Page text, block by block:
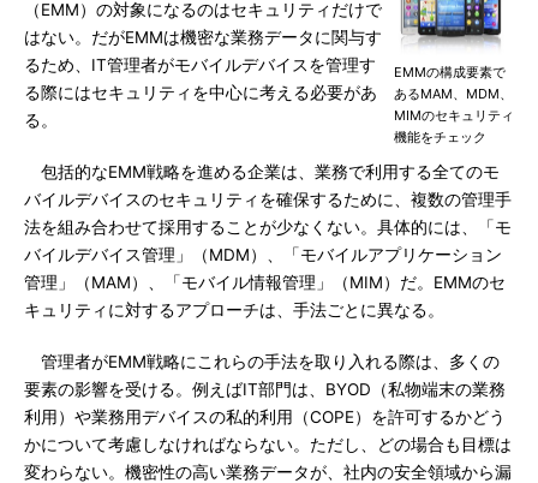
EMMの構成要素で
あるMAM、MDM、
MIMのセキュリティ
機能をチェック
（EMM）の対象になるのはセキュリティだけで
はない。だがEMMは機密な業務データに関与す
るため、IT管理者がモバイルデバイスを管理す
る際にはセキュリティを中心に考える必要があ
る。
包括的なEMM戦略を進める企業は、業務で利用する全てのモ
バイルデバイスのセキュリティを確保するために、複数の管理手
法を組み合わせて採用することが少なくない。具体的には、「モ
バイルデバイス管理」（MDM）、「モバイルアプリケーション
管理」（MAM）、「モバイル情報管理」（MIM）だ。EMMのセ
キュリティに対するアプローチは、手法ごとに異なる。
管理者がEMM戦略にこれらの手法を取り入れる際は、多くの
要素の影響を受ける。例えばIT部門は、BYOD（私物端末の業務
利用）や業務用デバイスの私的利用（COPE）を許可するかどう
かについて考慮しなければならない。ただし、どの場合も目標は
変わらない。機密性の高い業務データが、社内の安全領域から漏